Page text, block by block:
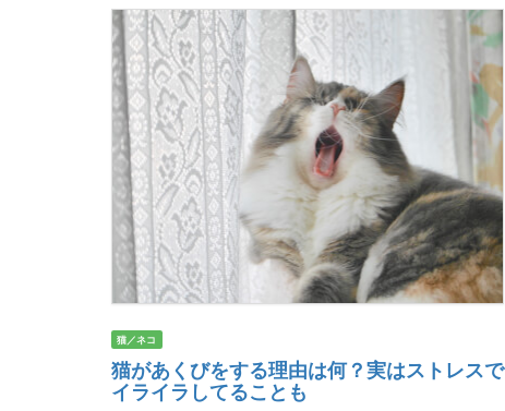
猫／ネコ
猫があくびをする理由は何？実はストレスで
イライラしてることも